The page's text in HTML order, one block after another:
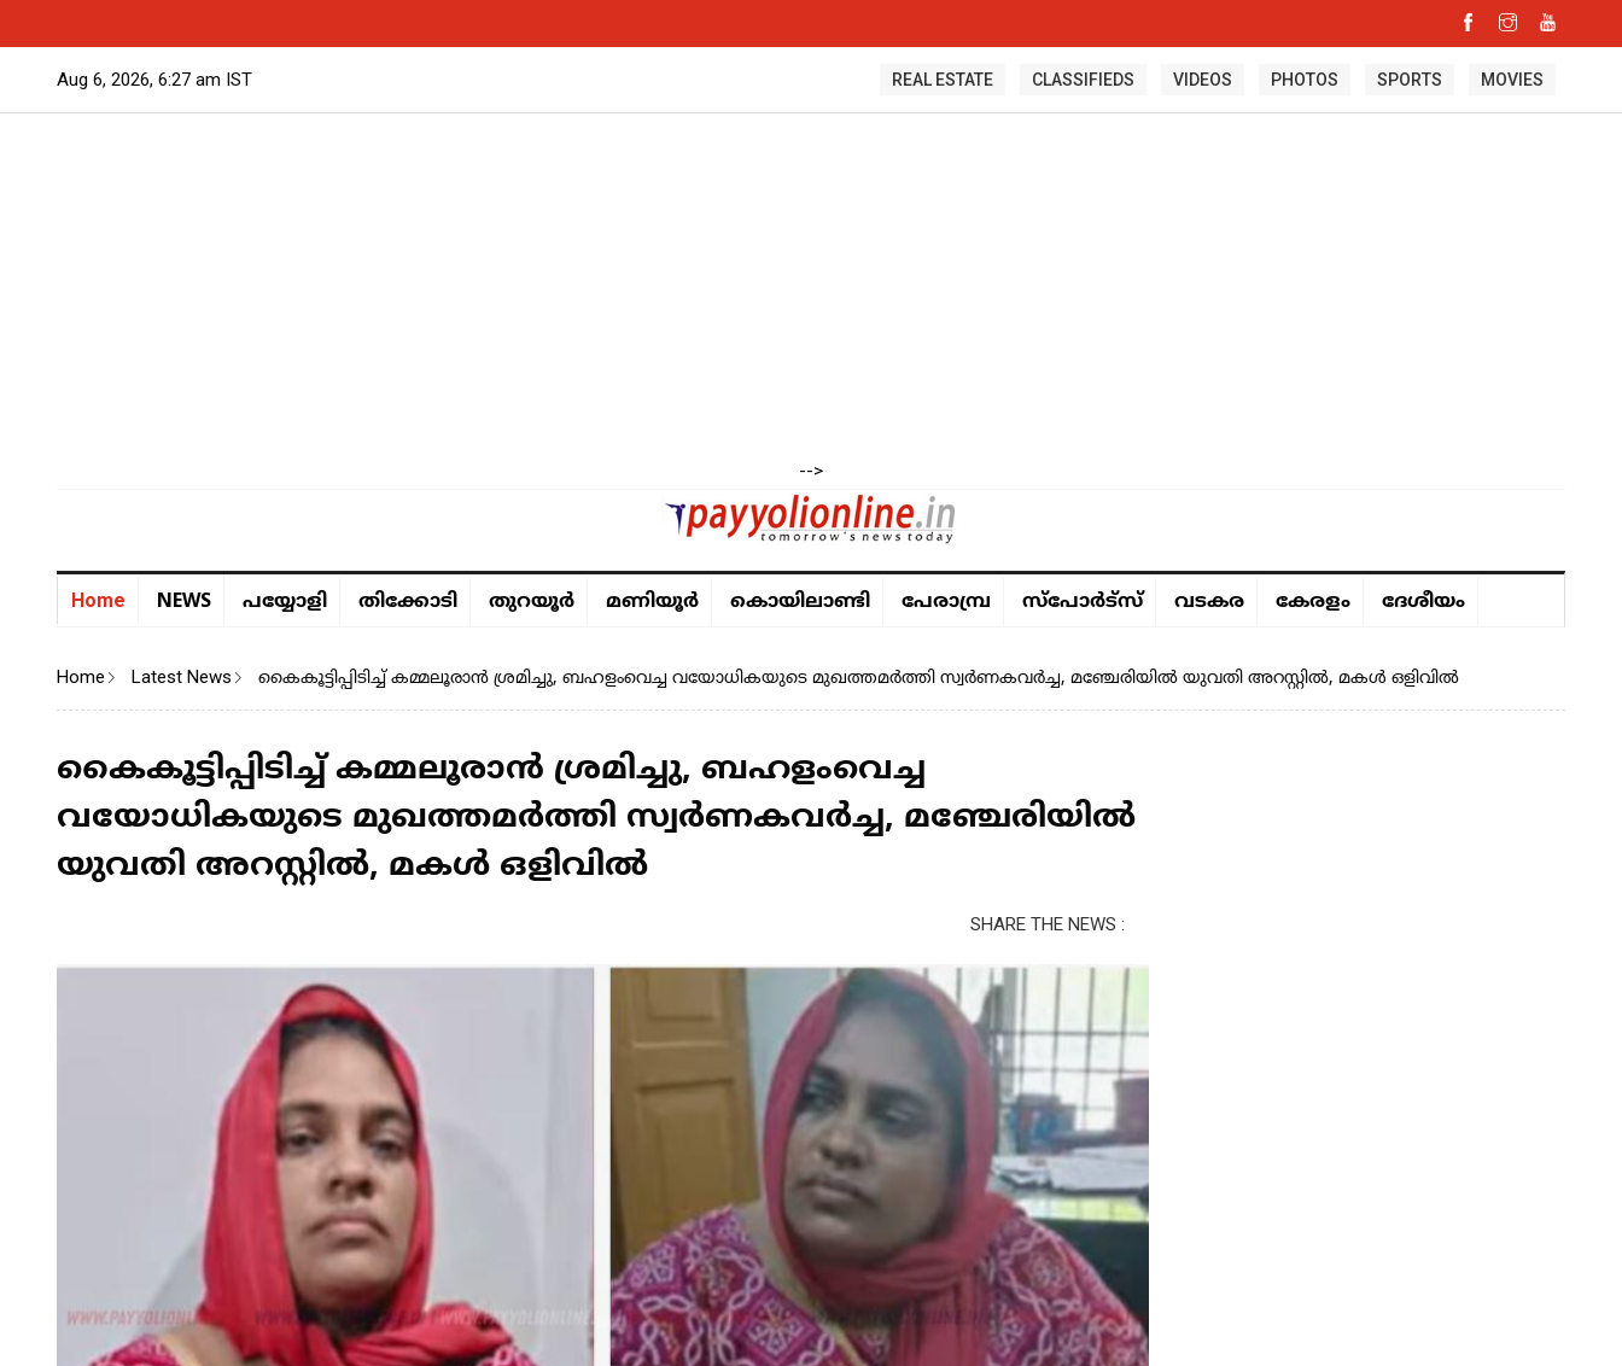
Aug 6, 2026, 6:27 am IST REAL ESTATE CLASSIFIEDS VIDEOS PHOTOS SPORTS MOVIES
-->
Home NEWS പയ്യോളി തിക്കോടി തുറയൂര്‍ മണിയൂര്‍ കൊയിലാണ്ടി പേരാമ്പ്ര സ്പോർട്സ് വടകര കേരളം ദേശീയം
Home Latest News കൈകൂട്ടിപ്പിടിച്ച് കമ്മലൂരാൻ ശ്രമിച്ചു, ബഹളംവെച്ച വയോധികയുടെ മുഖത്തമർത്തി സ്വർണകവർച്ച, മഞ്ചേരിയിൽ യുവതി അറസ്റ്റിൽ, മകൾ ഒളിവിൽ
കൈകൂട്ടിപ്പിടിച്ച് കമ്മലൂരാൻ ശ്രമിച്ചു, ബഹളംവെച്ച
വയോധികയുടെ മുഖത്തമർത്തി സ്വർണകവർച്ച, മഞ്ചേരിയിൽ
യുവതി അറസ്റ്റിൽ, മകൾ ഒളിവിൽ
SHARE THE NEWS :